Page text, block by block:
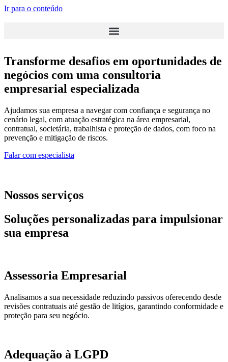
Ir para o conteúdo
Transforme desafios em oportunidades de
negócios com uma consultoria
empresarial especializada
Ajudamos sua empresa a navegar com confiança e segurança no
cenário legal, com atuação estratégica na área empresarial,
contratual, societária, trabalhista e proteção de dados, com foco na
prevenção e mitigação de riscos.
Falar com especialista
Nossos serviços
Soluções personalizadas para impulsionar
sua empresa
Assessoria Empresarial
Analisamos a sua necessidade reduzindo passivos oferecendo desde
revisões contratuais até gestão de litígios, garantindo conformidade e
proteção para seu negócio.
Adequação à LGPD